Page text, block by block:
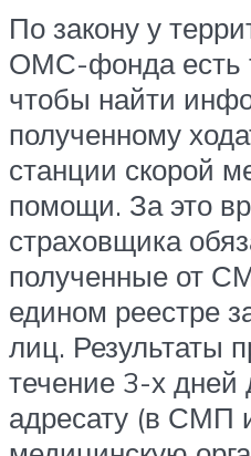
По закону у
ОМС-фонда есть
чтобы найти
полученному
станции скорой
помощи. За это
страховщика
полученные от
едином реестре
лиц. Результаты
течение 3-х дней
адресату (в СМП